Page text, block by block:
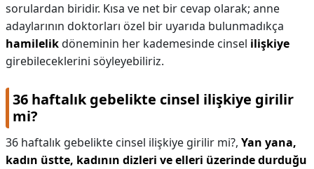
sorulardan biridir. Kısa ve net bir cevap olarak; anne
adaylarının doktorları özel bir uyarıda bulunmadıkça
hamilelikdöneminin her kademesinde cinsel ilişkiye
girebileceklerini söyleyebiliriz.
36 haftalık gebelikte cinsel ilişkiye girilir
mi?
36 haftalık gebelikte cinsel ilişkiye girilir mi?, Yan yana,
kadın üstte, kadının dizleri ve elleri üzerinde durduğu